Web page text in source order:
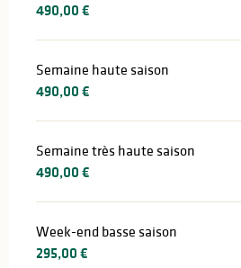
490,00 €
Semaine haute saison
490,00 €
Semaine très haute saison
490,00 €
Week-end basse saison
295,00 €